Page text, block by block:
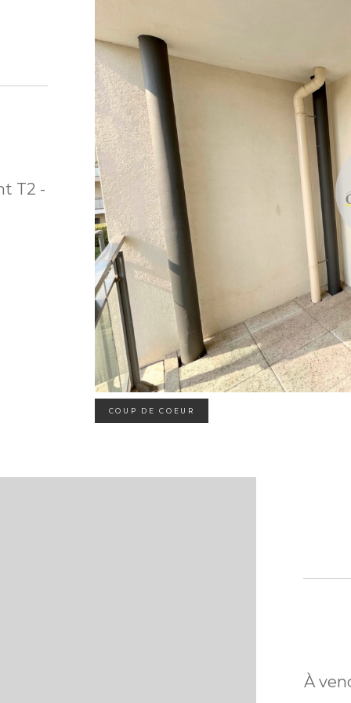
T2 -
COUP DE COEUR
À